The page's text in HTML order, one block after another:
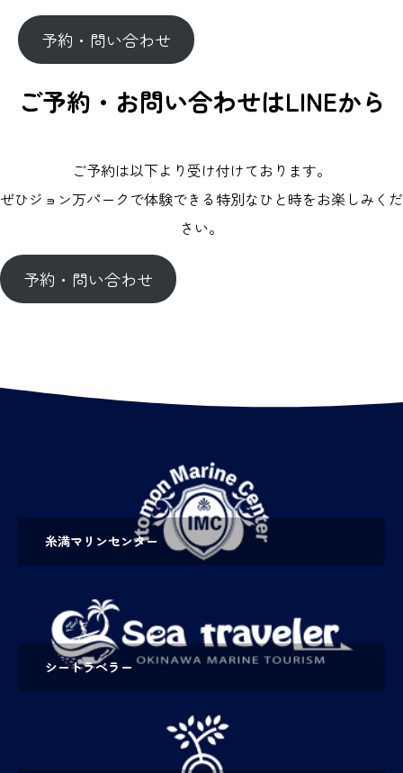
予約・問い合わせ
ご予約・お問い合わせはLINEから
ご予約は以下より受け付けております。
ぜひジョン万パークで体験できる特別なひと時をお楽しみくだ
さい。
予約・問い合わせ
糸満マリンセンター
シートラベラー